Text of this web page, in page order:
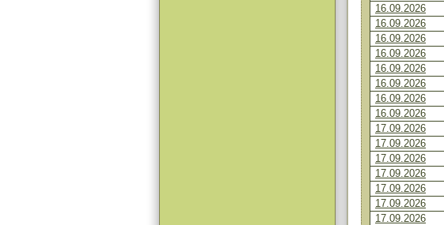
16.09.2026
16.09.2026
16.09.2026
16.09.2026
16.09.2026
16.09.2026
16.09.2026
16.09.2026
17.09.2026
17.09.2026
17.09.2026
17.09.2026
17.09.2026
17.09.2026
17.09.2026